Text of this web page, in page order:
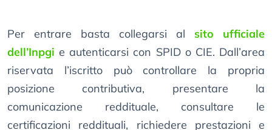
Per entrare basta collegarsi al sito ufficiale
dell’Inpgi e autenticarsi con SPID o CIE. Dall’area
riservata l’iscritto può controllare la propria
posizione contributiva, presentare la
comunicazione reddituale, consultare le
certificazioni reddituali, richiedere prestazioni e